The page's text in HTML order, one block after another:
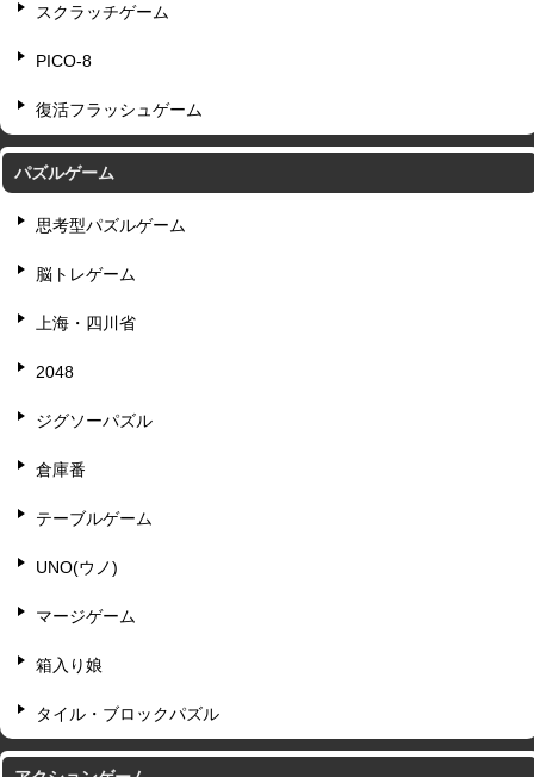
スクラッチゲーム
PICO-8
復活フラッシュゲーム
パズルゲーム
思考型パズルゲーム
脳トレゲーム
上海・四川省
2048
ジグソーパズル
倉庫番
テーブルゲーム
UNO(ウノ)
マージゲーム
箱入り娘
タイル・ブロックパズル